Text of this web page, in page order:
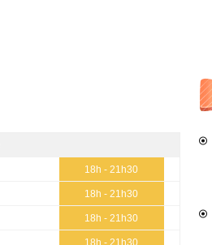
18h - 21h30
18h - 21h30
18h - 21h30
18h - 21h30